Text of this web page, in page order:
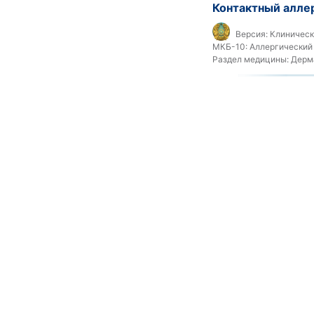
Контактный
Версия:
МКБ-10:
Раздел медицины: